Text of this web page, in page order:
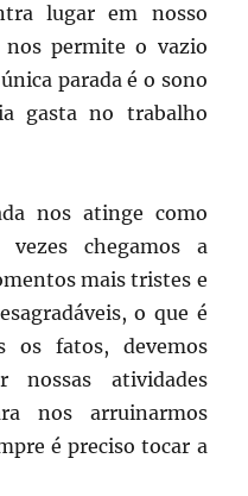
lugar em nosso
nos permite o vazio
parada é o sono
gasta no trabalho
nos atinge como
vezes chegamos a
mais tristes e
o que é
os fatos, devemos
nossas atividades
nos arruinarmos
é preciso tocar a